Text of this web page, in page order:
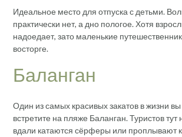
Идеальное место для отпуска с детьми.
практически нет, а дно пологое. Хотя
надоедает, зато маленькие
восторге.
Баланган
Один из самых красивых закатов в жизни
встретите на пляже Баланган. Туристов тут
вдали катаются сёрферы или проплывают